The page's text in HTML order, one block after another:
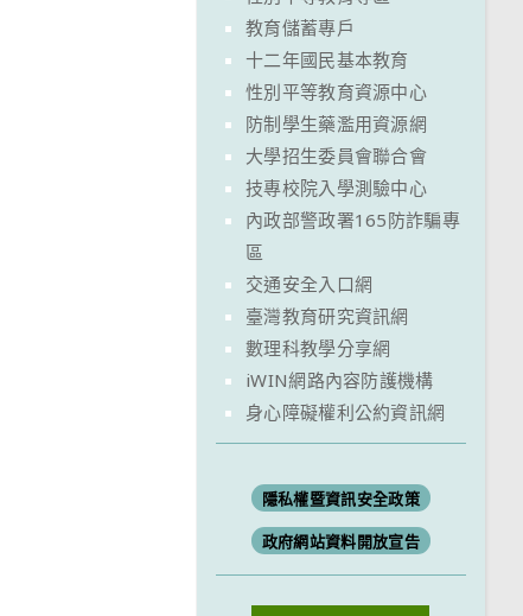
教育儲蓄專戶
十二年國民基本教育
性別平等教育資源中心
防制學生藥濫用資源網
大學招生委員會聯合會
技專校院入學測驗中心
內政部警政署165防詐騙專
區
交通安全入口網
臺灣教育研究資訊網
數理科教學分享網
iWIN網路內容防護機構
身心障礙權利公約資訊網
隱私權暨資訊安全政策
政府網站資料開放宣告